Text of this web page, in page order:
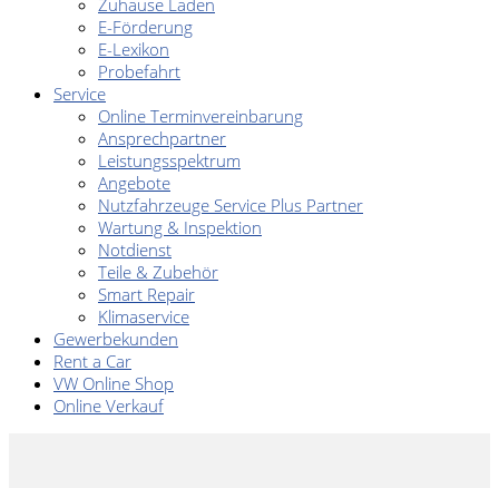
Zuhause Laden
E-Förderung
E-Lexikon
Probefahrt
Service
Online Terminvereinbarung
Ansprechpartner
Leistungsspektrum
Angebote
Nutzfahrzeuge Service Plus Partner
Wartung & Inspektion
Notdienst
Teile & Zubehör
Smart Repair
Klimaservice
Gewerbekunden
Rent a Car
VW Online Shop
Online Verkauf